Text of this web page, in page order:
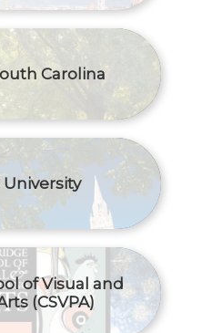
Carolina
University
of Visual and
(CSVPA)